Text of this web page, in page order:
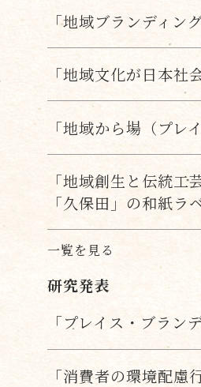
「地域ブランディン
「地域文化が日本社
「地域から場（プレ
「地域創生と伝統
「久保田」の和紙ラ
一覧を見る
研究発表
「プレイス・ブラン
「消費者の環境配慮